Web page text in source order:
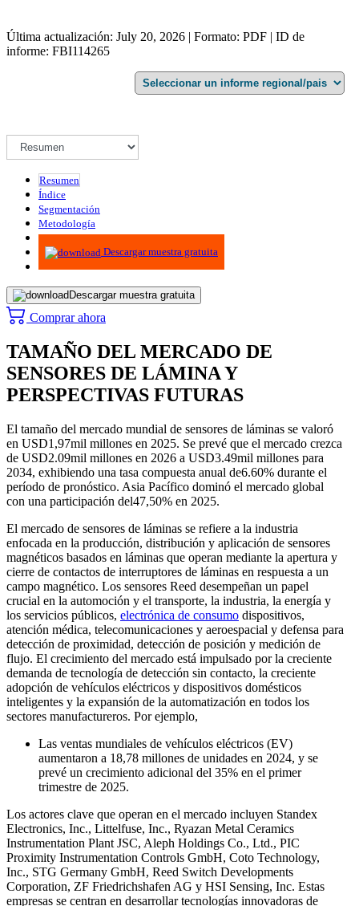
Última actualización: July 20, 2026 | Formato: PDF | ID de
informe: FBI114265
Resumen
Índice
Segmentación
Metodología
Infografías
Descargar muestra gratuita
Descargar muestra gratuita
Comprar ahora
TAMAÑO DEL MERCADO DE
SENSORES DE LÁMINA Y
PERSPECTIVAS FUTURAS
El tamaño del mercado mundial de sensores de láminas se valoró
en USD1,97mil millones en 2025. Se prevé que el mercado crezca
de USD2.09mil millones en 2026 a USD3.49mil millones para
2034, exhibiendo una tasa compuesta anual de6.60% durante el
período de pronóstico. Asia Pacífico dominó el mercado global
con una participación del47,50% en 2025.
El mercado de sensores de láminas se refiere a la industria
enfocada en la producción, distribución y aplicación de sensores
magnéticos basados ​​en láminas que operan mediante la apertura y
cierre de contactos de interruptores de láminas en respuesta a un
campo magnético. Los sensores Reed desempeñan un papel
crucial en la automoción y el transporte, la industria, la energía y
los servicios públicos, electrónica de consumo dispositivos,
atención médica, telecomunicaciones y aeroespacial y defensa para
detección de proximidad, detección de posición y medición de
flujo. El crecimiento del mercado está impulsado por la creciente
demanda de tecnología de detección sin contacto, la creciente
adopción de vehículos eléctricos y dispositivos domésticos
inteligentes y la expansión de la automatización en todos los
sectores manufactureros. Por ejemplo,
Las ventas mundiales de vehículos eléctricos (EV)
aumentaron a 18,78 millones de unidades en 2024, y se
prevé un crecimiento adicional del 35% en el primer
trimestre de 2025.
Los actores clave que operan en el mercado incluyen Standex
Electronics, Inc., Littelfuse, Inc., Ryazan Metal Ceramics
Instrumentation Plant JSC, Aleph Holdings Co., Ltd., PIC
Proximity Instrumentation Controls GmbH, Coto Technology,
Inc., STG Germany GmbH, Reed Switch Developments
Corporation, ZF Friedrichshafen AG y HSI Sensing, Inc. Estas
empresas se centran en desarrollar tecnologías innovadoras de